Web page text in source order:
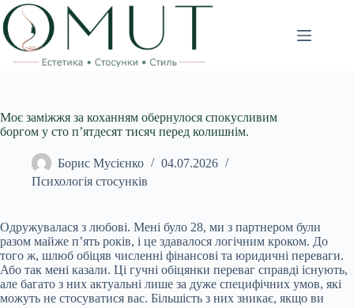
Перейти
до
вмісту
Моє заміжжя за коханням обернулося спокусливим
боргом у сто п’ятдесят тисяч перед колишнім.
Борис Мусієнко
04.07.2026
Психологія стосунків
Одружувалася з любові. Мені було 28, ми з партнером були
разом майже п’ять років, і це здавалося логічним кроком. До
того ж, шлюб обіцяв численні фінансові та юридичні переваги.
Або так мені казали. Ці гучні обіцянки переваг справді існують,
але багато з них актуальні лише за дуже специфічних умов, які
можуть не стосуватися вас. Більшість з них зникає, якщо ви